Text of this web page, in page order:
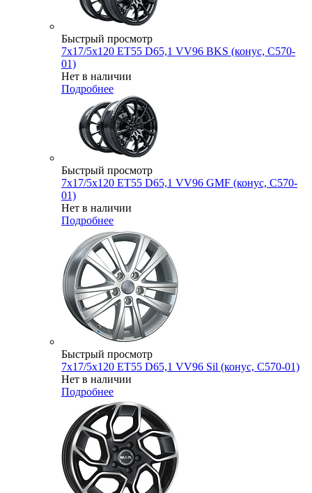
Быстрый просмотр
7x17/5x120 ET55 D65,1 VV96 BKS (конус, C570-
01)
Нет в наличии
Подробнее
Быстрый просмотр
7x17/5x120 ET55 D65,1 VV96 GMF (конус, C570-
01)
Нет в наличии
Подробнее
Быстрый просмотр
7x17/5x120 ET55 D65,1 VV96 Sil (конус, C570-01)
Нет в наличии
Подробнее